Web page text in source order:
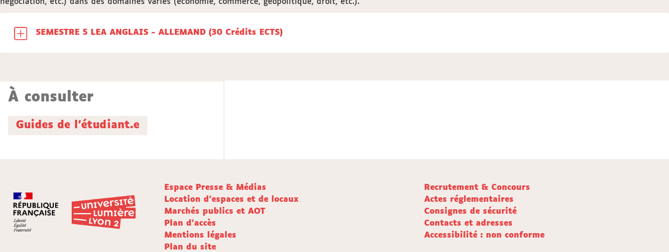
négociation, etc.) dans des domaines variés (économie, commerce, géopolitique, droit, etc.).
SEMESTRE 5 LEA ANGLAIS - ALLEMAND (30 Crédits ECTS)
À consulter
Guides de l'étudiant.e
Espace Presse & Médias
Recrutement & Concours
Location d'espaces et de locaux
Actes réglementaires
Marchés publics et AOT
Consignes de sécurité
Plan d'accès
Contacts et adresses
Mentions légales
Accessibilité : non conforme
Plan du site